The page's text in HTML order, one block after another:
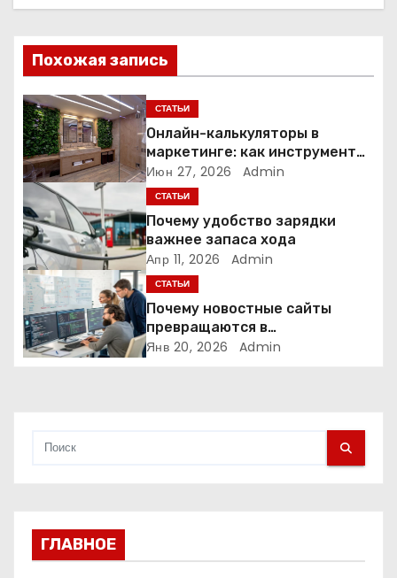
ц
и
я
п
о
з
а
п
и
Похожая запись
СТАТЬИ
Онлайн-калькуляторы в
маркетинге: как инструмент
расчёта стоимости
превращает посетителя в
клиента
Июн 27, 2026 Admin
СТАТЬИ
Почему удобство зарядки
важнее запаса хода
Апр 11, 2026 Admin
СТАТЬИ
Почему новостные сайты
превращаются в
аналитические платформы
Янв 20, 2026 Admin
ГЛАВНОЕ